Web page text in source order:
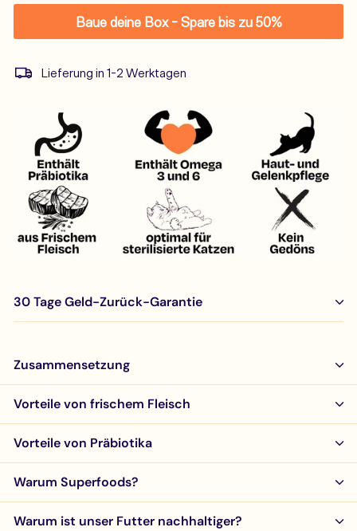
Baue deine Box - Spare bis zu 50%
Lieferung in 1-2 Werktagen
30 Tage Geld-Zurück-Garantie
Zusammensetzung
Vorteile von frischem Fleisch
Vorteile von Präbiotika
Warum Superfoods?
Warum ist unser Futter nachhaltiger?